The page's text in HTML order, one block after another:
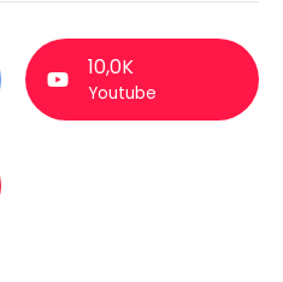
10,0K
Youtube